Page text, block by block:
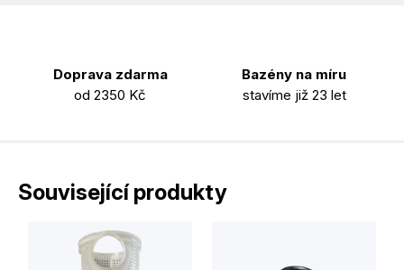
Doprava zdarma
od 2350 Kč
Bazény na míru
stavíme již 23 let
Související produkty